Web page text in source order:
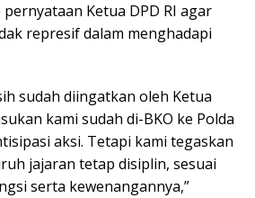
Ketua DPD RI agar
represif dalam menghadapi
sudah diingatkan oleh Ketua
kami sudah di-BKO ke Polda
aksi. Tetapi kami tegaskan
jajaran tetap disiplin, sesuai
serta kewenangannya,”